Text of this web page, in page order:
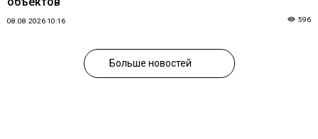
08.08.2026 10:16 596
Больше новостей